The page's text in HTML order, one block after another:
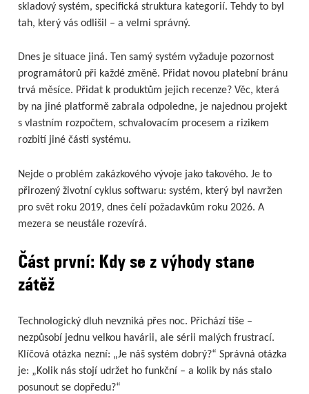
skladový systém, specifická struktura kategorií. Tehdy to byl
tah, který vás odlišil – a velmi správný.
Dnes je situace jiná. Ten samý systém vyžaduje pozornost
programátorů při každé změně. Přidat novou platební bránu
trvá měsíce. Přidat k produktům jejich recenze? Věc, která
by na jiné platformě zabrala odpoledne, je najednou projekt
s vlastním rozpočtem, schvalovacím procesem a rizikem
rozbití jiné části systému.
Nejde o problém zakázkového vývoje jako takového. Je to
přirozený životní cyklus softwaru: systém, který byl navržen
pro svět roku 2019, dnes čelí požadavkům roku 2026. A
mezera se neustále rozevírá.
Část první: Kdy se z výhody stane
zátěž
Technologický dluh nevzniká přes noc. Přichází tiše –
nezpůsobí jednu velkou havárii, ale sérii malých frustrací.
Klíčová otázka nezní: „Je náš systém dobrý?“ Správná otázka
je: „Kolik nás stojí udržet ho funkční – a kolik by nás stalo
posunout se dopředu?“